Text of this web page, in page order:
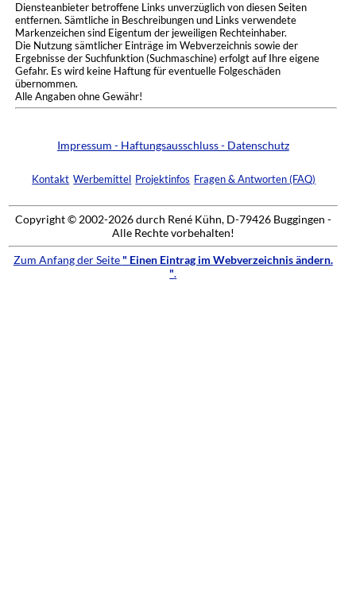
Diensteanbieter betroffene Links unverzüglich von diesen Seiten
entfernen. Sämtliche in Beschreibungen und Links verwendete
Markenzeichen sind Eigentum der jeweiligen Rechteinhaber.
Die Nutzung sämtlicher Einträge im Webverzeichnis sowie der
Ergebnisse der Suchfunktion (Suchmaschine) erfolgt auf Ihre eigene
Gefahr. Es wird keine Haftung für eventuelle Folgeschäden
übernommen.
Alle Angaben ohne Gewähr!
Impressum - Haftungsausschluss - Datenschutz
Kontakt Werbemittel Projektinfos Fragen & Antworten (FAQ)
Copyright © 2002-2026 durch René Kühn, D-79426 Buggingen -
Alle Rechte vorbehalten!
Zum Anfang der Seite " Einen Eintrag im Webverzeichnis ändern.
".